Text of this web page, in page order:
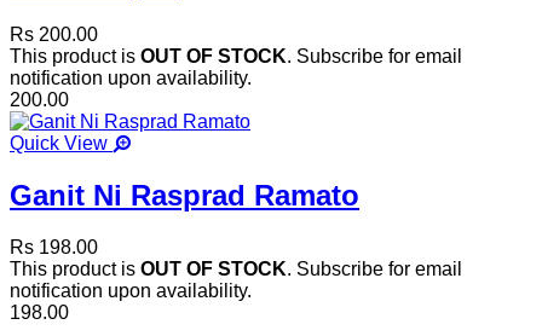
Rs 200.00
This product is OUT OF STOCK. Subscribe for email
notification upon availability.
200.00
Quick View
Ganit Ni Rasprad Ramato
Rs 198.00
This product is OUT OF STOCK. Subscribe for email
notification upon availability.
198.00